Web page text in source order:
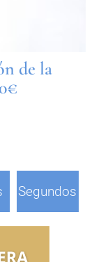
de la
Segundos